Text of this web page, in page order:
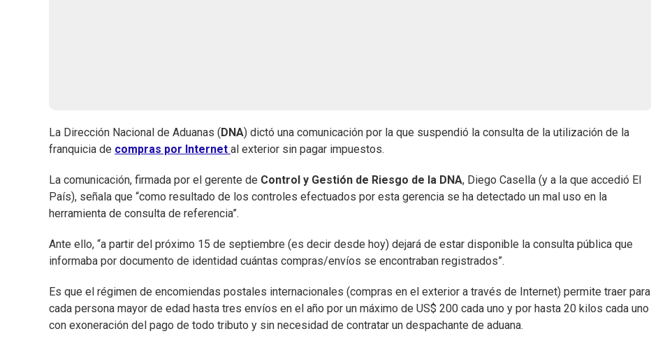
La Dirección Nacional de Aduanas ( DNA) dictó una comunicación por la que suspendió la consulta de la utilización de la
franquicia de compras por Internet al exterior sin pagar impuestos.
La comunicación, firmada por el gerente de Control y Gestión de Riesgo de la DNA, Diego Casella (y a la que accedió El
País), señala que “como resultado de los controles efectuados por esta gerencia se ha detectado un mal uso en la
herramienta de consulta de referencia”.
Ante ello, “a partir del próximo 15 de septiembre (es decir desde hoy) dejará de estar disponible la consulta pública que
informaba por documento de identidad cuántas compras/envíos se encontraban registrados”.
Es que el régimen de encomiendas postales internacionales (compras en el exterior a través de Internet) permite traer para
cada persona mayor de edad hasta tres envíos en el año por un máximo de US$ 200 cada uno y por hasta 20 kilos cada uno
con exoneración del pago de todo tributo y sin necesidad de contratar un despachante de aduana.